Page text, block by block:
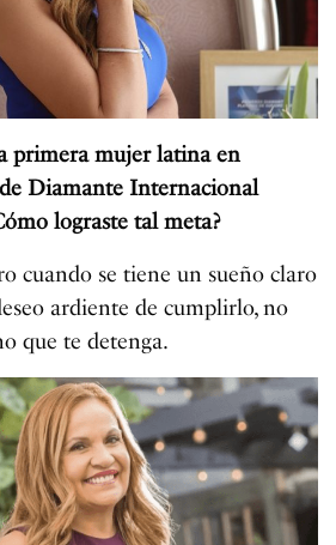
primera mujer latina en
Diamante Internacional
lograste tal meta?
cuando se tiene un sueño claro
ardiente de cumplirlo, no
que te detenga.